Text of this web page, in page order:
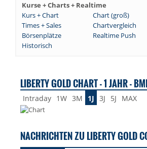
Kurse + Charts + Realtime
Kurs + Chart
Chart (groß)
Times + Sales
Chartvergleich
Börsenplätze
Realtime Push
Historisch
LIBERTY GOLD CHART - 1 JAHR -
Intraday 1W 3M 1J 3J 5J MAX
NACHRICHTEN ZU LIBERTY GOLD